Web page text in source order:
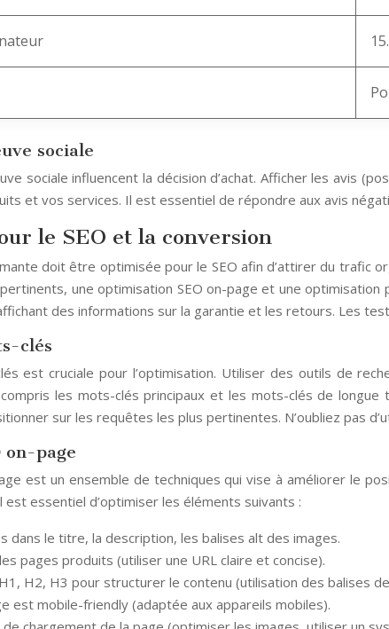
sociale
sociale influencent la décision d’achat. Afficher les avis
et vos services. Il est essentiel de répondre aux avis
le SEO et la conversion
doit être optimisée pour le SEO afin d’attirer du trafic
une optimisation SEO on-page et une
des informations sur la garantie et les retours. Les
clés
est cruciale pour l’optimisation. Utiliser des outils de
les mots-clés principaux et les mots-clés de
sur les requêtes les plus pertinentes. N’oubliez pas
on-page
est un ensemble de techniques qui vise à améliorer le
essentiel d’optimiser les éléments suivants :
dans le titre, la description, les balises alt des images.
pages produits (utiliser une URL claire et concise).
H2, H3 pour structurer le contenu (utilisation des balises
est mobile-friendly (adaptée aux appareils mobiles).